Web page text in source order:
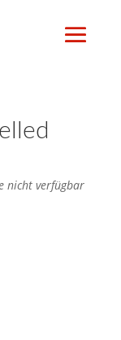
nicht verfügbar